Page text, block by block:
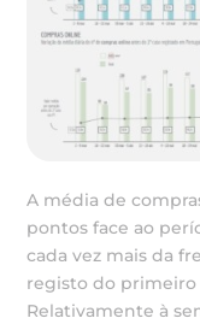
A média de
pontos face ao
cada vez mais da
registo do primeiro
Relativamente à